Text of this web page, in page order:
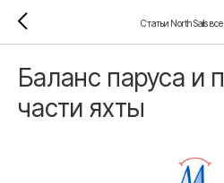
Статьи North Sails
Баланс паруса и
части яхты